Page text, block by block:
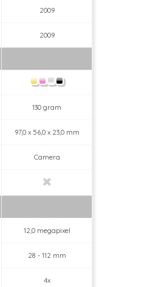
2009
2009
130 gram
97,0 x 56,0 x 23,0 mm
Camera
12,0 megapixel
28 - 112 mm
4x